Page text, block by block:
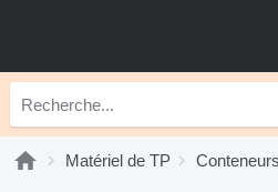
Matériel de TP